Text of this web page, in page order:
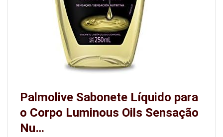
Palmolive Sabonete Líquido para
o Corpo Luminous Oils Sensação
Nu…